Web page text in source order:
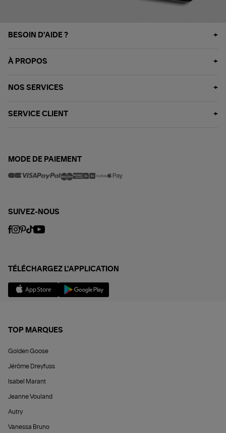
BESOIN D'AIDE ?
À PROPOS
NOS SERVICES
SERVICE CLIENT
MODE DE PAIEMENT
SUIVEZ-NOUS
TÉLÉCHARGEZ L'APPLICATION
TOP MARQUES
Golden Goose
Jérôme Dreyfuss
Isabel Marant
Jeanne Vouland
Autry
Vanessa Bruno